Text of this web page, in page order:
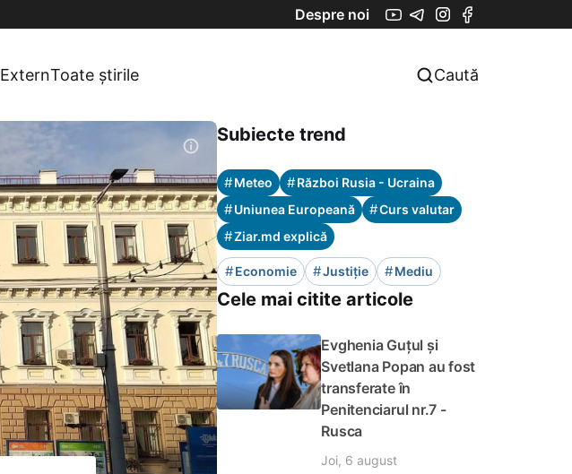
Despre noi
ExternToate știrile Caută
Subiecte trend
#Meteo #Război Rusia - Ucraina
#Uniunea Europeană #Curs valutar
#Ziar.md explică
#Economie #Justiție #Mediu
Cele mai citite articole
Evghenia Guțul și
Svetlana Popan au fost
transferate în
Penitenciarul nr.7 -
Rusca
Joi, 6 august